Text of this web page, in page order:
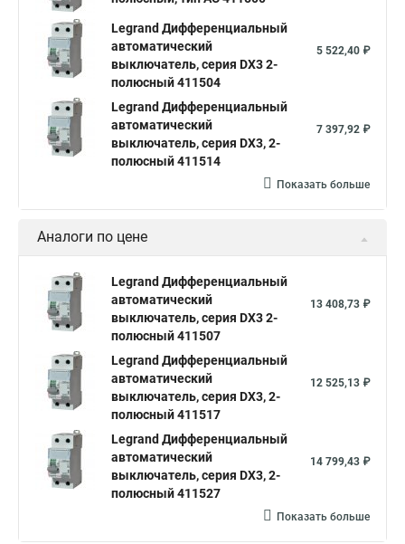
Legrand Дифференциальный
автоматический
выключатель, серия DX3 2-
полюсный 411504
5 522,40 ₽
Legrand Дифференциальный
автоматический
выключатель, серия DX3, 2-
полюсный 411514
7 397,92 ₽
Показать больше
Аналоги по цене
Legrand Дифференциальный
автоматический
выключатель, серия DX3 2-
полюсный 411507
13 408,73 ₽
Legrand Дифференциальный
автоматический
выключатель, серия DX3, 2-
полюсный 411517
12 525,13 ₽
Legrand Дифференциальный
автоматический
выключатель, серия DX3, 2-
полюсный 411527
14 799,43 ₽
Показать больше